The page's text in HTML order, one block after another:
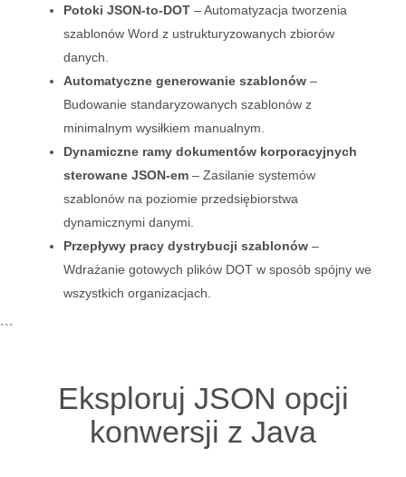
Potoki JSON-to-DOT – Automatyzacja tworzenia
szablonów Word z ustrukturyzowanych zbiorów
danych.
Automatyczne generowanie szablonów –
Budowanie standaryzowanych szablonów z
minimalnym wysiłkiem manualnym.
Dynamiczne ramy dokumentów korporacyjnych
sterowane JSON-em – Zasilanie systemów
szablonów na poziomie przedsiębiorstwa
dynamicznymi danymi.
Przepływy pracy dystrybucji szablonów –
Wdrażanie gotowych plików DOT w sposób spójny we
wszystkich organizacjach.
```
Eksploruj JSON opcji
konwersji z Java